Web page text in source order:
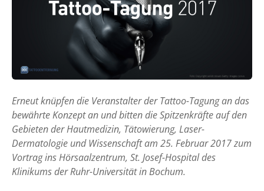
Erneut knüpfen die Veranstalter der Tattoo-Tagung an das
bewährte Konzept an und bitten die Spitzenkräfte auf den
Gebieten der Hautmedizin, Tätowierung, Laser-
Dermatologie und Wissenschaft am 25. Februar 2017 zum
Vortrag ins Hörsaalzentrum, St. Josef-Hospital des
Klinikums der Ruhr-Universität in Bochum.